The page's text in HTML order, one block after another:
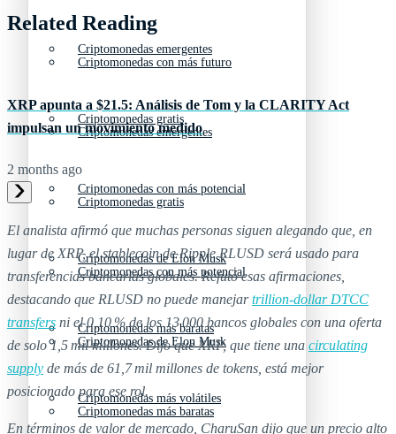
Criptomonedas emergentes
Criptomonedas gratis
Criptomonedas con más potencial
Criptomonedas de Elon Musk
Criptomonedas más baratas
Criptomonedas más volátiles
Criptomonedas con más futuro
Criptomonedas emergentes
Criptomonedas gratis
Criptomonedas con más potencial
Criptomonedas de Elon Musk
Criptomonedas más baratas
Related Reading
XRP apunta a $21.5: Análisis de Tom y la CLARITY Act
impulsan un movimiento medido
2 months ago
El analista afirmó que muchas personas siguen alegando que, en
lugar de XRP, el stablecoin de Ripple RLUSD será usado para
transferencias bancarias globales. Refutó esas afirmaciones,
destacando que RLUSD no puede manejar trillion-dollar DTCC
transfers ni el 0,10 % de los 13 000 bancos globales con una oferta
de solo 1,5 mil millones. Dijo que XRP, que tiene una circulating
supply de más de 61,7 mil millones de tokens, está mejor
posicionado para ese rol.
En términos de valor de mercado, CharuSan dijo que un precio alto